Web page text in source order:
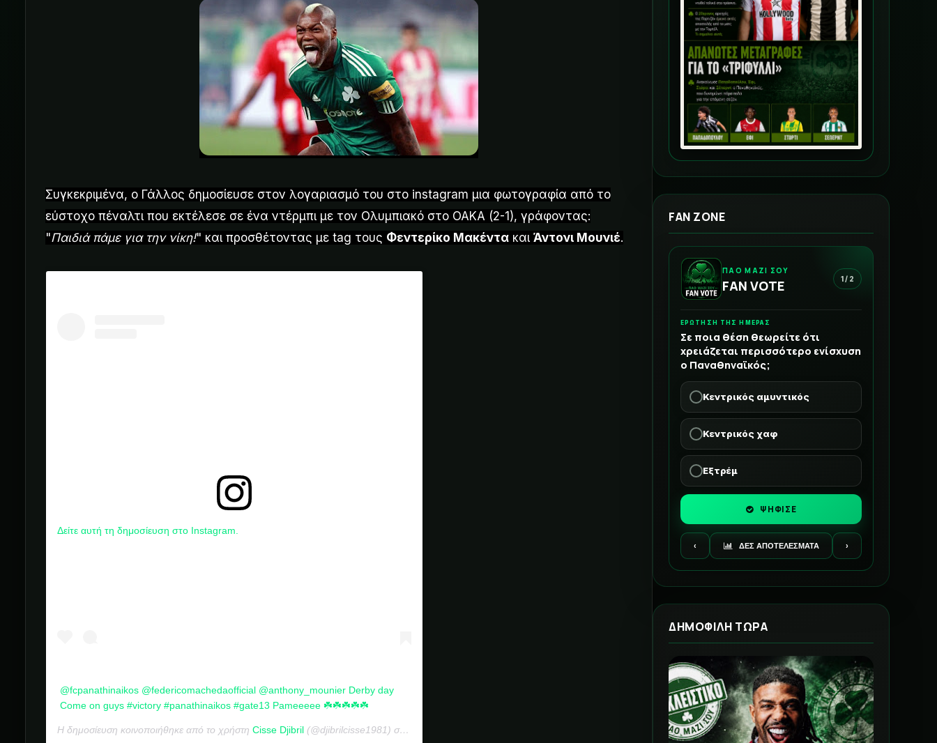
Συγκεκριμένα, ο Γάλλος δημοσίευσε στον λογαριασμό του στο instagram μια φωτογραφία από το
εύστοχο πέναλτι που εκτέλεσε σε ένα ντέρμπι με τον Ολυμπιακό στο ΟΑΚΑ (2-1), γράφοντας:
"Παιδιά πάμε για την νίκη!" και προσθέτοντας με tag τους Φεντερίκο Μακέντα και Άντονι Μουνιέ.
Δείτε αυτή τη δημοσίευση στο Instagram.
@fcpanathinaikos @federicomachedaofficial @anthony_mounier Derby day
Come on guys #victory #panathinaikos #gate13 Pameeeee ☘️☘️☘️☘️☘️
Η δημοσίευση κοινοποιήθηκε από το χρήστη Cisse Djibril (@djibrilcisse1981) στις
FAN ZONE
ΠΑΟ ΜΑΖΙ ΣΟΥ
FAN VOTE 1 / 2
ΕΡΩΤΗΣΗ ΤΗΣ ΗΜΕΡΑΣ
Σε ποια θέση θεωρείτε ότι
χρειάζεται περισσότερο ενίσχυση
ο Παναθηναϊκός;
Κεντρικός αμυντικός
Κεντρικός χαφ
Εξτρέμ
ΨΗΦΙΣΕ
‹ ΔΕΣ ΑΠΟΤΕΛΕΣΜΑΤΑ ›
ΔΗΜΟΦΙΛΗ ΤΩΡΑ